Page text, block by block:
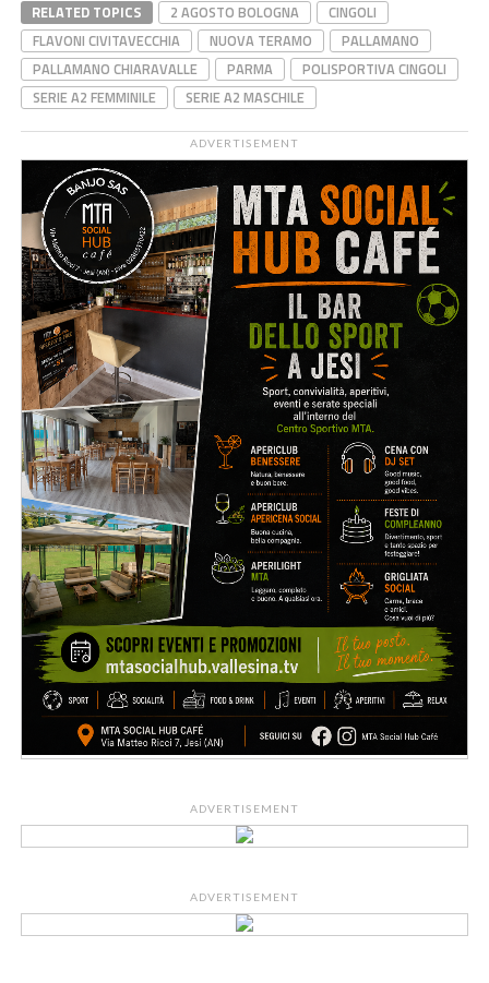
RELATED TOPICS 2 AGOSTO BOLOGNA
CINGOLI
FLAVONI CIVITAVECCHIA
NUOVA TERAMO
PALLAMANO
PALLAMANO CHIARAVALLE
PARMA
POLISPORTIVA CINGOLI
SERIE A2 FEMMINILE
SERIE A2 MASCHILE
ADVERTISEMENT
ADVERTISEMENT
ADVERTISEMENT